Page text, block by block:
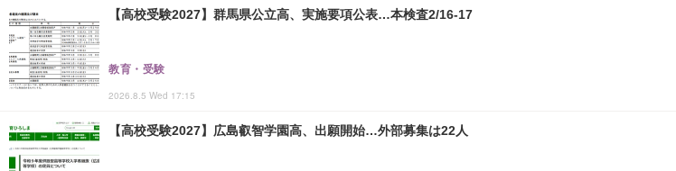
【高校受験2027】群馬県公立高、実施要項公表…本検査2/16-17
教育・受験
2026.8.5 Wed 17:15
【高校受験2027】広島叡智学園高、出願開始…外部募集は22人